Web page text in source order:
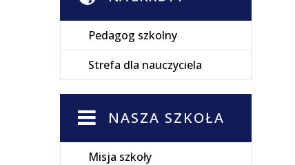
Pedagog szkolny
Strefa dla nauczyciela
NASZA SZKOŁA
Misja szkoły